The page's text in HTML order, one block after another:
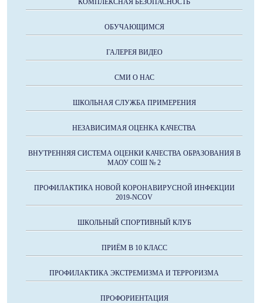
КОМПЛЕКСНАЯ БЕЗОПАСНОСТЬ
ОБУЧАЮЩИМСЯ
ГАЛЕРЕЯ ВИДЕО
СМИ О НАС
ШКОЛЬНАЯ СЛУЖБА ПРИМЕРЕНИЯ
НЕЗАВИСИМАЯ ОЦЕНКА КАЧЕСТВА
ВНУТРЕННЯЯ СИСТЕМА ОЦЕНКИ КАЧЕСТВА ОБРАЗОВАНИЯ В
МАОУ СОШ № 2
ПРОФИЛАКТИКА НОВОЙ КОРОНАВИРУСНОЙ ИНФЕКЦИИ
2019-NCOV
ШКОЛЬНЫЙ СПОРТИВНЫЙ КЛУБ
ПРИЁМ В 10 КЛАСС
ПРОФИЛАКТИКА ЭКСТРЕМИЗМА И ТЕРРОРИЗМА
ПРОФОРИЕНТАЦИЯ